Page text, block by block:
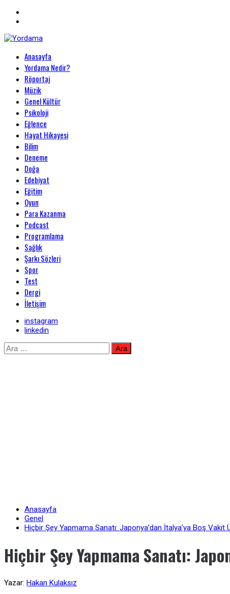
Yordama
PrimaryAnasayfa
Yordama Nedir?
Röportaj
Müzik
Genel Kültür
Psikoloji
Eğlence
Hayat Hikayesi
Bilim
Deneme
Doğa
Edebiyat
Eğitim
Oyun
Para Kazanma
Podcast
Programlama
Sağlık
Şarkı Sözleri
Spor
Test
Dergi
İletişim
instagram
linkedin
Skip
to
Arama:
Anasayfa
Genel
Hiçbir Şey Yapmama Sanatı: Japonya’dan İtalya’ya Boş Vakit
Hiçbir Şey Yapmama Sanatı:
Yazar: Hakan Kulaksız